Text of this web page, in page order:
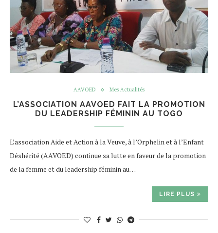
AAVOED Mes Actualités
L’ASSOCIATION AAVOED FAIT LA PROMOTION
DU LEADERSHIP FÉMININ AU TOGO
L’association Aide et Action à la Veuve, à l’Orphelin et à l’Enfant
Déshérité (AAVOED) continue sa lutte en faveur de la promotion
de la femme et du leadership féminin au…
LIRE PLUS